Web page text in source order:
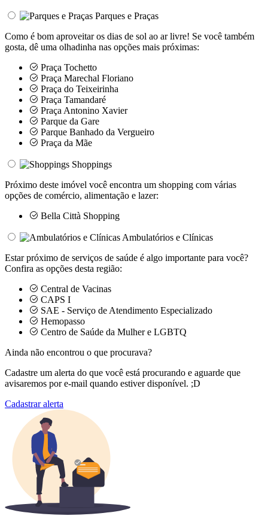
Parques e Praças
Como é bom aproveitar os dias de sol ao ar livre! Se você também
gosta, dê uma olhadinha nas opções mais próximas:
Praça Tochetto
Praça Marechal Floriano
Praça do Teixeirinha
Praça Tamandaré
Praça Antonino Xavier
Parque da Gare
Parque Banhado da Vergueiro
Praça da Mãe
Shoppings
Próximo deste imóvel você encontra um shopping com várias
opções de comércio, alimentação e lazer:
Bella Città Shopping
Ambulatórios e Clínicas
Estar próximo de serviços de saúde é algo importante para você?
Confira as opções desta região:
Central de Vacinas
CAPS I
SAE - Serviço de Atendimento Especializado
Hemopasso
Centro de Saúde da Mulher e LGBTQ
Ainda não encontrou o que procurava?
Cadastre um alerta do que você está procurando e aguarde que
avisaremos por e-mail quando estiver disponível. ;D
Cadastrar alerta